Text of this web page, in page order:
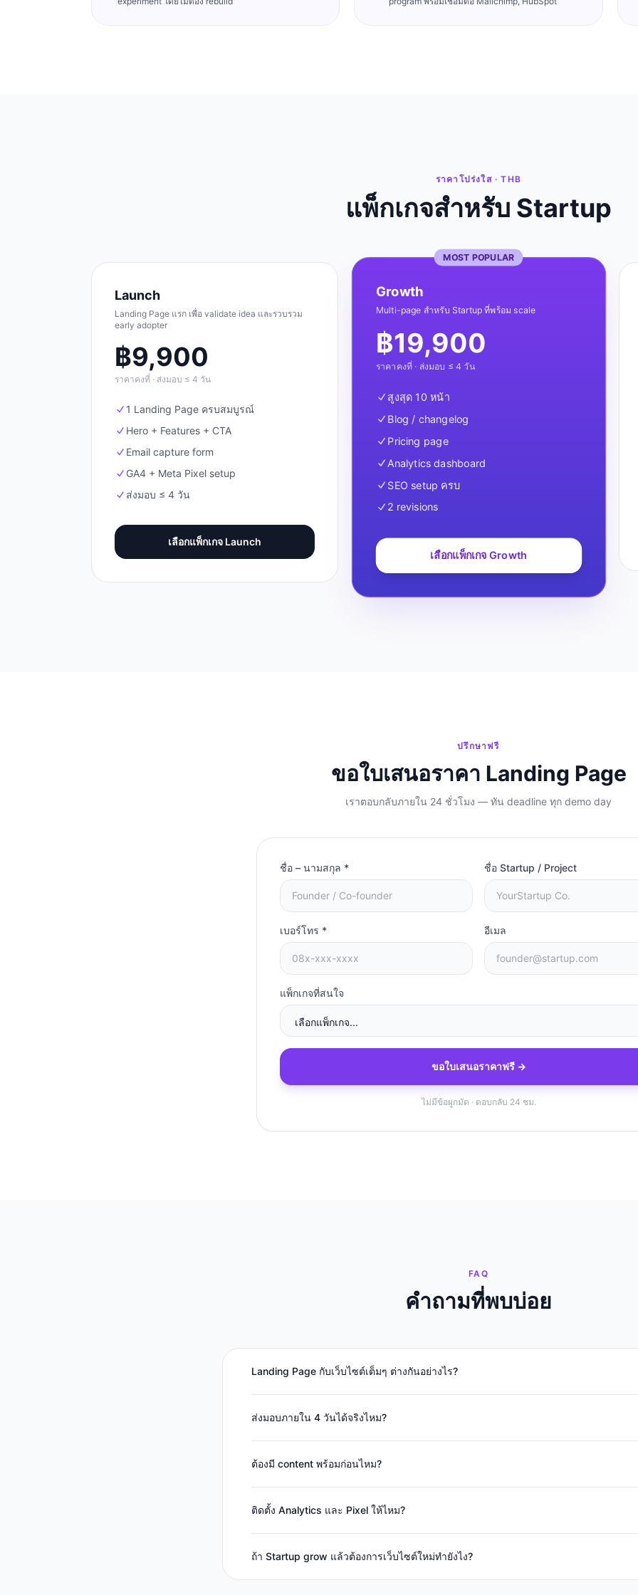
ราคาโปร่งใส · THB
แพ็กเกจสำหรับ Startup
Launch
Landing Page แรก เพื่อ validate idea และรวบรวม
early adopter
฿9,900
ราคาคงที่ · ส่งมอบ ≤ 4 วัน
1 Landing Page ครบสมบูรณ์
Hero + Features + CTA
Email capture form
GA4 + Meta Pixel setup
ส่งมอบ ≤ 4 วัน
เลือกแพ็กเกจ Launch
MOST POPULAR
Growth
Multi-page สำหรับ Startup ที่พร้อม scale
฿19,900
ราคาคงที่ · ส่งมอบ ≤ 4 วัน
สูงสุด 10 หน้า
Blog / changelog
Pricing page
Analytics dashboard
SEO setup ครบ
2 revisions
เลือกแพ็กเกจ Growth
ปรึกษาฟรี
ขอใบเสนอราคา Landing Page
เราตอบกลับภายใน 24 ชั่วโมง — ทัน deadline ทุก demo day
ชื่อ – นามสกุล * ชื่อ Startup / Project
เบอร์โทร * อีเมล
แพ็กเกจที่สนใจ
ขอใบเสนอราคาฟรี →
ไม่มีข้อผูกมัด · ตอบกลับ 24 ชม.
FAQ
คำถามที่พบบ่อย
Landing Page กับเว็บไซต์เต็มๆ ต่างกันอย่างไร?
ส่งมอบภายใน 4 วันได้จริงไหม?
ต้องมี content พร้อมก่อนไหม?
ติดตั้ง Analytics และ Pixel ให้ไหม?
ถ้า Startup grow แล้วต้องการเว็บไซต์ใหม่ทำยังไง?